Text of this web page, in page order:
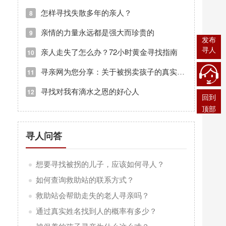
8 怎样寻找失散多年的亲人？
9 亲情的力量永远都是强大而珍贵的
10 亲人走失了怎么办？72小时黄金寻找指南
11 寻亲网为您分享：关于被拐卖孩子的真实故事
12 寻找对我有滴水之恩的好心人
寻人问答
想要寻找被拐的儿子，应该如何寻人？
如何查询救助站的联系方式？
救助站会帮助走失的老人寻亲吗？
通过真实姓名找到人的概率有多少？
发布
寻人
回到
顶部